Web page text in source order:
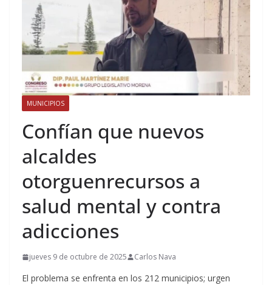
MUNICIPIOS
Confían que nuevos
alcaldes
otorguenrecursos a
salud mental y contra
adicciones
jueves 9 de octubre de 2025 Carlos Nava
El problema se enfrenta en los 212 municipios; urgen